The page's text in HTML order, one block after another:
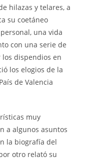
hilazas y telares, a
su coetáneo
una vida
con una serie de
dispendios en
los elogios de la
de Valencia
muy
a algunos asuntos
la biografía del
otro relató su